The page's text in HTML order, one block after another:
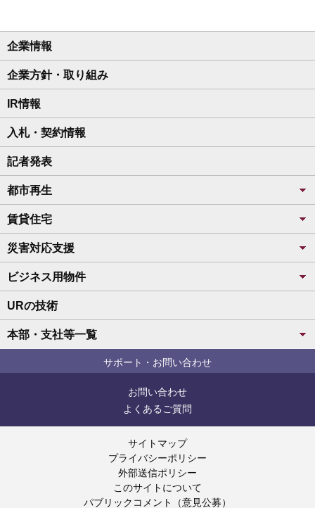
企業情報
企業方針・取り組み
IR情報
入札・契約情報
記者発表
都市再生
賃貸住宅
災害対応支援
ビジネス用物件
URの技術
本部・支社等一覧
サポート・お問い合わせ
お問い合わせ
よくあるご質問
サイトマップ
プライバシーポリシー
外部送信ポリシー
このサイトについて
パブリックコメント（意見公募）